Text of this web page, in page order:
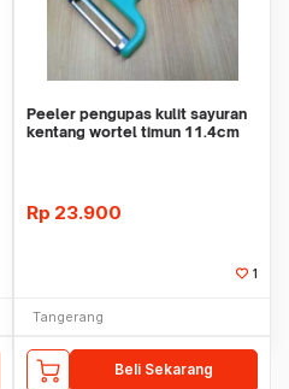
Peeler pengupas kulit sayuran
kentang wortel timun 11.4cm
Rp 23.900
1
Tangerang
Beli Sekarang